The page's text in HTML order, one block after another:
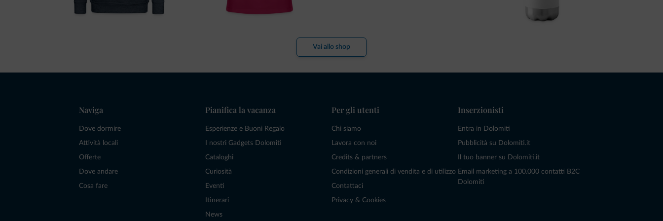
Vai allo shop
Naviga
Dove dormire
Attività locali
Offerte
Dove andare
Cosa fare
Pianifica la vacanza
Esperienze e Buoni Regalo
I nostri Gadgets Dolomiti
Cataloghi
Curiosità
Eventi
Itinerari
News
Per gli utenti
Chi siamo
Lavora con noi
Credits & partners
Condizioni generali di vendita e di utilizzo
Contattaci
Privacy & Cookies
Inserzionisti
Entra in Dolomiti
Pubblicità su Dolomiti.it
Il tuo banner su Dolomiti.it
Email marketing a 100.000 contatti B2C
Dolomiti